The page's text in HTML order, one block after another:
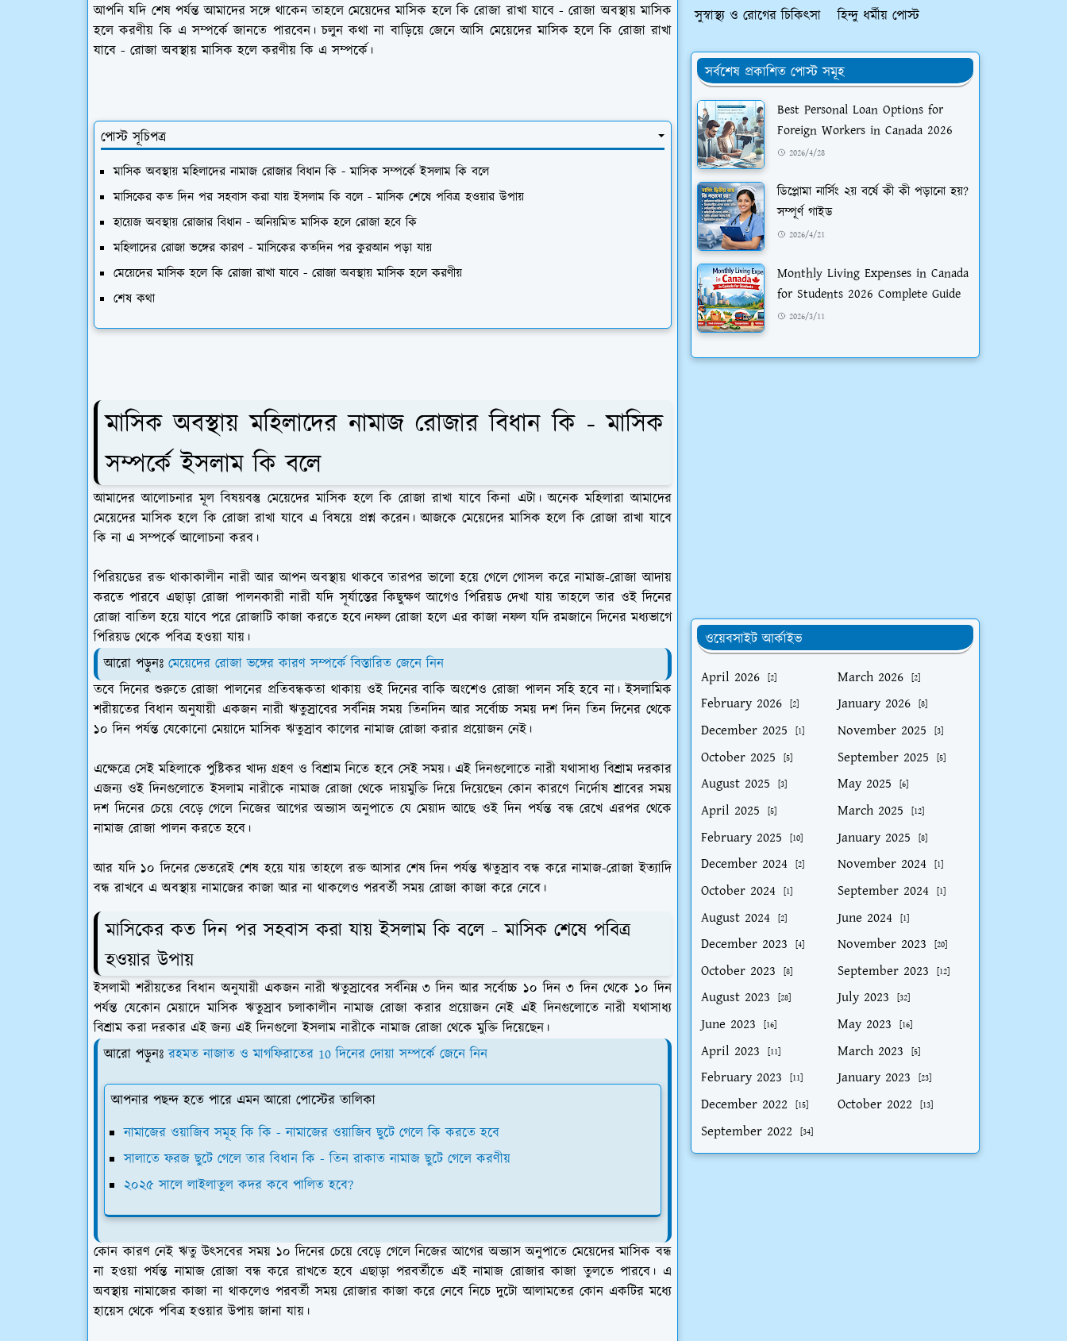
আপনি যদি শেষ পর্যন্ত আমাদের সঙ্গে থাকেন তাহলে মেয়েদের মাসিক হলে কি রোজা রাখা যাবে - রোজা অবস্থায় মাসিক
হলে করণীয় কি এ সম্পর্কে জানতে পারবেন। চলুন কথা না বাড়িয়ে জেনে আসি মেয়েদের মাসিক হলে কি রোজা রাখা
যাবে - রোজা অবস্থায় মাসিক হলে করণীয় কি এ সম্পর্কে।
পোস্ট সূচিপত্র
মাসিক অবস্থায় মহিলাদের নামাজ রোজার বিধান কি - মাসিক সম্পর্কে ইসলাম কি বলে
মাসিকের কত দিন পর সহবাস করা যায় ইসলাম কি বলে - মাসিক শেষে পবিত্র হওয়ার উপায়
হায়েজ অবস্থায় রোজার বিধান - অনিয়মিত মাসিক হলে রোজা হবে কি
মহিলাদের রোজা ভঙ্গের কারণ - মাসিকের কতদিন পর কুরআন পড়া যায়
মেয়েদের মাসিক হলে কি রোজা রাখা যাবে - রোজা অবস্থায় মাসিক হলে করণীয়
শেষ কথা
মাসিক অবস্থায় মহিলাদের নামাজ রোজার বিধান কি - মাসিক
সম্পর্কে ইসলাম কি বলে
আমাদের আলোচনার মূল বিষয়বস্তু মেয়েদের মাসিক হলে কি রোজা রাখা যাবে কিনা এটা। অনেক মহিলারা আমাদের
মেয়েদের মাসিক হলে কি রোজা রাখা যাবে এ বিষয়ে প্রশ্ন করেন। আজকে মেয়েদের মাসিক হলে কি রোজা রাখা যাবে
কি না এ সম্পর্কে আলোচনা করব।
পিরিয়ডের রক্ত থাকাকালীন নারী আর আপন অবস্থায় থাকবে তারপর ভালো হয়ে গেলে গোসল করে নামাজ-রোজা আদায়
করতে পারবে এছাড়া রোজা পালনকারী নারী যদি সূর্যাস্তের কিছুক্ষণ আগেও পিরিয়ড দেখা যায় তাহলে তার ওই দিনের
রোজা বাতিল হয়ে যাবে পরে রোজাটি কাজা করতে হবে।নফল রোজা হলে এর কাজা নফল যদি রমজানে দিনের মধ্যভাগে
পিরিয়ড থেকে পবিত্র হওয়া যায়।
আরো পড়ুনঃ মেয়েদের রোজা ভঙ্গের কারণ সম্পর্কে বিস্তারিত জেনে নিন
তবে দিনের শুরুতে রোজা পালনের প্রতিবন্ধকতা থাকায় ওই দিনের বাকি অংশেও রোজা পালন সহি হবে না। ইসলামিক
শরীয়তের বিধান অনুযায়ী একজন নারী ঋতুস্রাবের সর্বনিম্ন সময় তিনদিন আর সর্বোচ্চ সময় দশ দিন তিন দিনের থেকে
১০ দিন পর্যন্ত যেকোনো মেয়াদে মাসিক ঋতুস্রাব কালের নামাজ রোজা করার প্রয়োজন নেই।
এক্ষেত্রে সেই মহিলাকে পুষ্টিকর খাদ্য গ্রহণ ও বিশ্রাম নিতে হবে সেই সময়। এই দিনগুলোতে নারী যথাসাধ্য বিশ্রাম দরকার
এজন্য ওই দিনগুলোতে ইসলাম নারীকে নামাজ রোজা থেকে দায়মুক্তি দিয়ে দিয়েছেন কোন কারণে নির্দোষ শ্রাবের সময়
দশ দিনের চেয়ে বেড়ে গেলে নিজের আগের অভ্যাস অনুপাতে যে মেয়াদ আছে ওই দিন পর্যন্ত বন্ধ রেখে এরপর থেকে
নামাজ রোজা পালন করতে হবে।
আর যদি ১০ দিনের ভেতরেই শেষ হয়ে যায় তাহলে রক্ত আসার শেষ দিন পর্যন্ত ঋতুস্রাব বন্ধ করে নামাজ-রোজা ইত্যাদি
বন্ধ রাখবে এ অবস্থায় নামাজের কাজা আর না থাকলেও পরবর্তী সময় রোজা কাজা করে নেবে।
মাসিকের কত দিন পর সহবাস করা যায় ইসলাম কি বলে - মাসিক শেষে পবিত্র
হওয়ার উপায়
ইসলামী শরীয়তের বিধান অনুযায়ী একজন নারী ঋতুস্রাবের সর্বনিম্ন ৩ দিন আর সর্বোচ্চ ১০ দিন ৩ দিন থেকে ১০ দিন
পর্যন্ত যেকোন মেয়াদে মাসিক ঋতুস্রাব চলাকালীন নামাজ রোজা করার প্রয়োজন নেই এই দিনগুলোতে নারী যথাসাধ্য
বিশ্রাম করা দরকার এই জন্য এই দিনগুলো ইসলাম নারীকে নামাজ রোজা থেকে মুক্তি দিয়েছেন।
আরো পড়ুনঃরহমত নাজাত ও মাগফিরাতের 10 দিনের দোয়া সম্পর্কে জেনে নিন
আপনার পছন্দ হতে পারে এমন আরো পোস্টের তালিকা
নামাজের ওয়াজিব সমূহ কি কি - নামাজের ওয়াজিব ছুটে গেলে কি করতে হবে
সালাতে ফরজ ছুটে গেলে তার বিধান কি - তিন রাকাত নামাজ ছুটে গেলে করণীয়
২০২৫ সালে লাইলাতুল কদর কবে পালিত হবে?
কোন কারণ নেই ঋতু উৎসবের সময় ১০ দিনের চেয়ে বেড়ে গেলে নিজের আগের অভ্যাস অনুপাতে মেয়েদের মাসিক বন্ধ
না হওয়া পর্যন্ত নামাজ রোজা বন্ধ করে রাখতে হবে এছাড়া পরবর্তীতে এই নামাজ রোজার কাজা তুলতে পারবে। এ
অবস্থায় নামাজের কাজা না থাকলেও পরবর্তী সময় রোজার কাজা করে নেবে নিচে দুটো আলামতের কোন একটির মধ্যে
হায়েস থেকে পবিত্র হওয়ার উপায় জানা যায়।
সুস্বাস্থ্য ও রোগের চিকিৎসা
হিন্দু ধর্মীয় পোস্ট
সর্বশেষ প্রকাশিত পোস্ট সমূহ
Best Personal Loan Options for
Foreign Workers in Canada 2026
2026/4/28
ডিপ্লোমা নার্সিং ২য় বর্ষে কী কী পড়ানো হয়?
সম্পূর্ণ গাইড
2026/4/21
Monthly Living Expenses in Canada
for Students 2026 Complete Guide
2026/3/11
ওয়েবসাইট আর্কাইভ
April 2026
[2] March 2026 [2]
February 2026 [2] January 2026 [8]
December 2025 [1] November 2025 [3]
October 2025 [5] September 2025 [5]
August 2025 [3] May 2025 [6]
April 2025 [5] March 2025 [12]
February 2025 [10] January 2025 [8]
December 2024 [2] November 2024 [1]
October 2024 [1] September 2024 [1]
August 2024 [2] June 2024 [1]
December 2023 [4] November 2023 [20]
October 2023 [8] September 2023 [12]
August 2023 [28] July 2023 [32]
June 2023 [16] May 2023 [16]
April 2023 [11] March 2023 [5]
February 2023 [11] January 2023 [23]
December 2022 [15] October 2022 [13]
September 2022 [34]